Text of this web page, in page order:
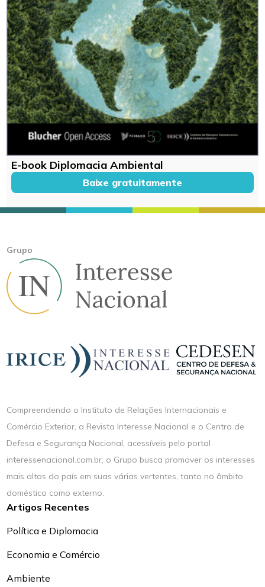
E-book Diplomacia Ambiental
Baixe gratuitamente
Grupo
Compreendendo o Instituto de Relações Internacionais e
Comércio Exterior, a Revista Interesse Nacional e o Centro de
Defesa e Segurança Nacional, acessíveis pelo portal
interessenacional.com.br, o Grupo busca promover os interesses
mais altos do país em suas várias vertentes, tanto no âmbito
doméstico como externo.
Artigos Recentes
Política e Diplomacia
Economia e Comércio
Ambiente